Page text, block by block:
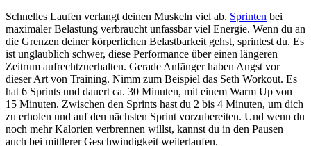
Schnelles Laufen verlangt deinen Muskeln viel ab. Sprinten bei
maximaler Belastung verbraucht unfassbar viel Energie. Wenn du an
die Grenzen deiner körperlichen Belastbarkeit gehst, sprintest du. Es
ist unglaublich schwer, diese Performance über einen längeren
Zeitrum aufrechtzuerhalten. Gerade Anfänger haben Angst vor
dieser Art von Training. Nimm zum Beispiel das Seth Workout. Es
hat 6 Sprints und dauert ca. 30 Minuten, mit einem Warm Up von
15 Minuten. Zwischen den Sprints hast du 2 bis 4 Minuten, um dich
zu erholen und auf den nächsten Sprint vorzubereiten. Und wenn du
noch mehr Kalorien verbrennen willst, kannst du in den Pausen
auch bei mittlerer Geschwindigkeit weiterlaufen.